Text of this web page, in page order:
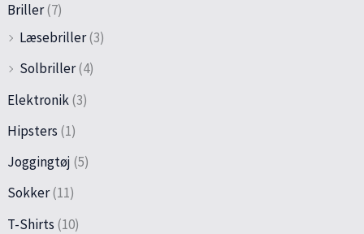
Briller(7)
Læsebriller(3)
Solbriller(4)
Elektronik(3)
Hipsters (1)
Joggingtøj (5)
Sokker(11)
T-Shirts (10)